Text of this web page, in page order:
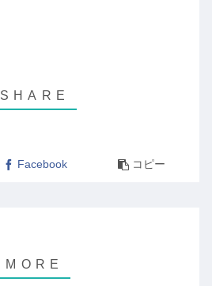
Facebook コピー